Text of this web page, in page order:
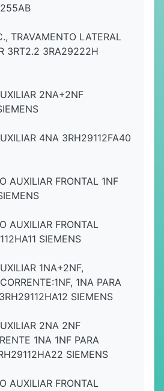
TRAVAMENTO LATERAL
3RT2.2 3RA29222H
2NA+2NF
4NA 3RH29112FA40
AUXILIAR FRONTAL 1NF
AUXILIAR FRONTAL
SIEMENS
1NA+2NF,
1NA PARA
SIEMENS
2NA 2NF
1NA 1NF PARA
SIEMENS
AUXILIAR FRONTAL